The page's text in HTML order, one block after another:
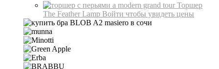
Торшер
The Feather Lamp Войти чтобы увидеть цены